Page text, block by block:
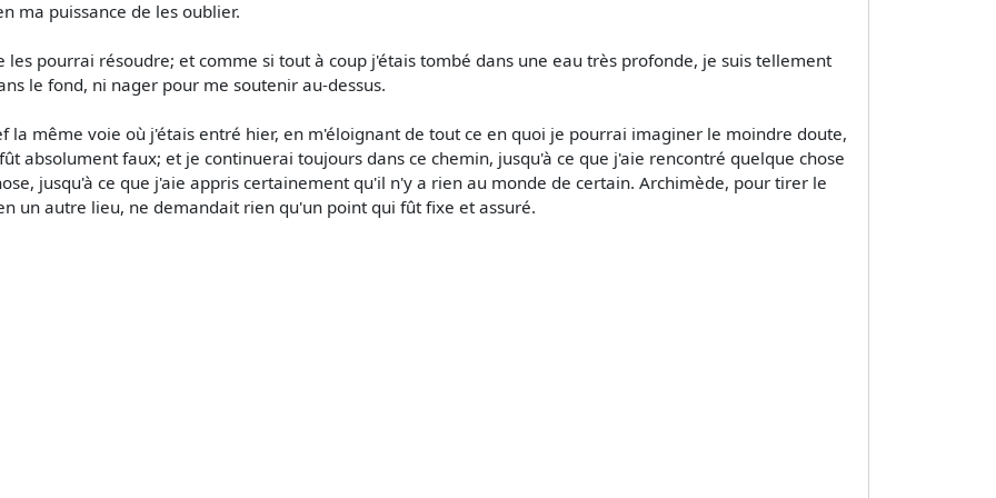
ma puissance de les oublier.
les pourrai résoudre; et comme si tout à coup j'étais tombé dans une eau très profonde, je suis tellement
le fond, ni nager pour me soutenir au-dessus.
la même voie où j'étais entré hier, en m'éloignant de tout ce en quoi je pourrai imaginer le moindre doute,
absolument faux; et je continuerai toujours dans ce chemin, jusqu'à ce que j'aie rencontré quelque chose
jusqu'à ce que j'aie appris certainement qu'il n'y a rien au monde de certain. Archimède, pour tirer le
un autre lieu, ne demandait rien qu'un point qui fût fixe et assuré.